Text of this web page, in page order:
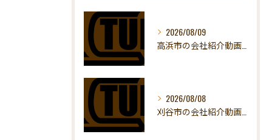
2026/08/09
2026/08/08